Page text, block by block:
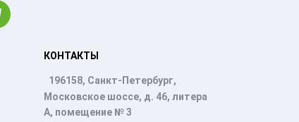
КОНТАКТЫ
196158, Санкт-Петербург,
Московское шоссе, д. 46, литера
А, помещение № 3